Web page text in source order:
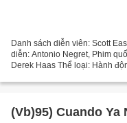
Danh sách diễn viên: Scott
diễn: Antonio Negret, Phim
Derek Haas Thể loại: Hành
(Vb)95) Cuando Ya